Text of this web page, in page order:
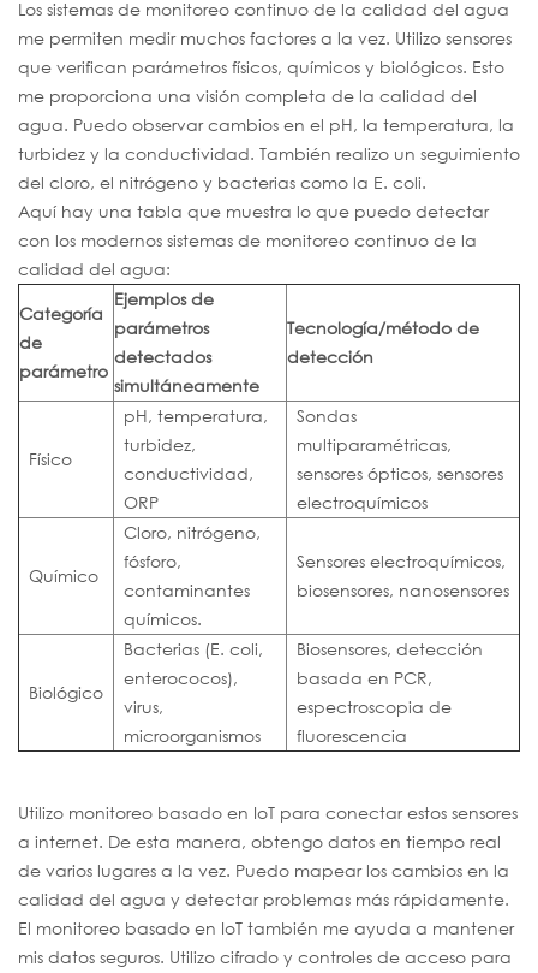
Los sistemas de monitoreo continuo de la calidad del agua
me permiten medir muchos factores a la vez. Utilizo sensores
que verifican parámetros físicos, químicos y biológicos. Esto
me proporciona una visión completa de la calidad del
agua. Puedo observar cambios en el pH, la temperatura, la
turbidez y la conductividad. También realizo un seguimiento
del cloro, el nitrógeno y bacterias como la E. coli.
Aquí hay una tabla que muestra lo que puedo detectar
con los modernos sistemas de monitoreo continuo de la
calidad del agua:
Categoría
de
parámetro
Ejemplos de
parámetros
detectados
simultáneamente
Tecnología/método de
detección
Físico
pH, temperatura,
turbidez,
conductividad,
ORP
Sondas
multiparamétricas,
sensores ópticos, sensores
electroquímicos
Químico
Cloro, nitrógeno,
fósforo,
contaminantes
químicos.
Sensores electroquímicos,
biosensores, nanosensores
Biológico
Bacterias (E. coli,
enterococos),
virus,
microorganismos
Biosensores, detección
basada en PCR,
espectroscopia de
fluorescencia
Utilizo monitoreo basado en IoT para conectar estos sensores
a internet. De esta manera, obtengo datos en tiempo real
de varios lugares a la vez. Puedo mapear los cambios en la
calidad del agua y detectar problemas más rápidamente.
El monitoreo basado en IoT también me ayuda a mantener
mis datos seguros. Utilizo cifrado y controles de acceso para